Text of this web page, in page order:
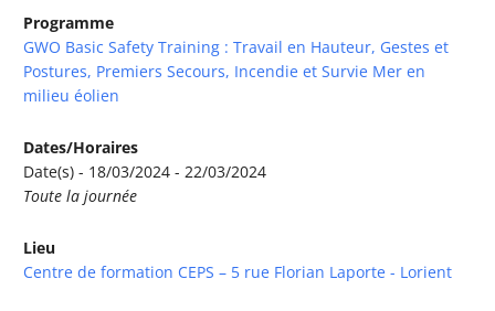
Programme
GWO Basic Safety Training : Travail en Hauteur, Gestes et
Postures, Premiers Secours, Incendie et Survie Mer en
milieu éolien
Dates/Horaires
Date(s) - 18/03/2024 - 22/03/2024
Toute la journée
Lieu
Centre de formation CEPS – 5 rue Florian Laporte - Lorient